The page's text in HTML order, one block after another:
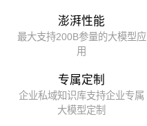
澎湃性能
最大支持200B参量的大模型应
用
专属定制
企业私域知识库支持企业专属
大模型定制